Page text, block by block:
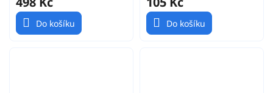
Do košíku Do košíku